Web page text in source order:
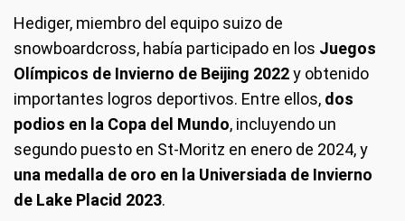
Hediger, miembro del equipo suizo de
snowboardcross, había participado en los Juegos
Olímpicos de Invierno de Beijing 2022y obtenido
importantes logros deportivos. Entre ellos, dos
podios en la Copa del Mundo, incluyendo un
segundo puesto en St-Moritz en enero de 2024, y
una medalla de oro en la Universiada de Invierno
de Lake Placid 2023.